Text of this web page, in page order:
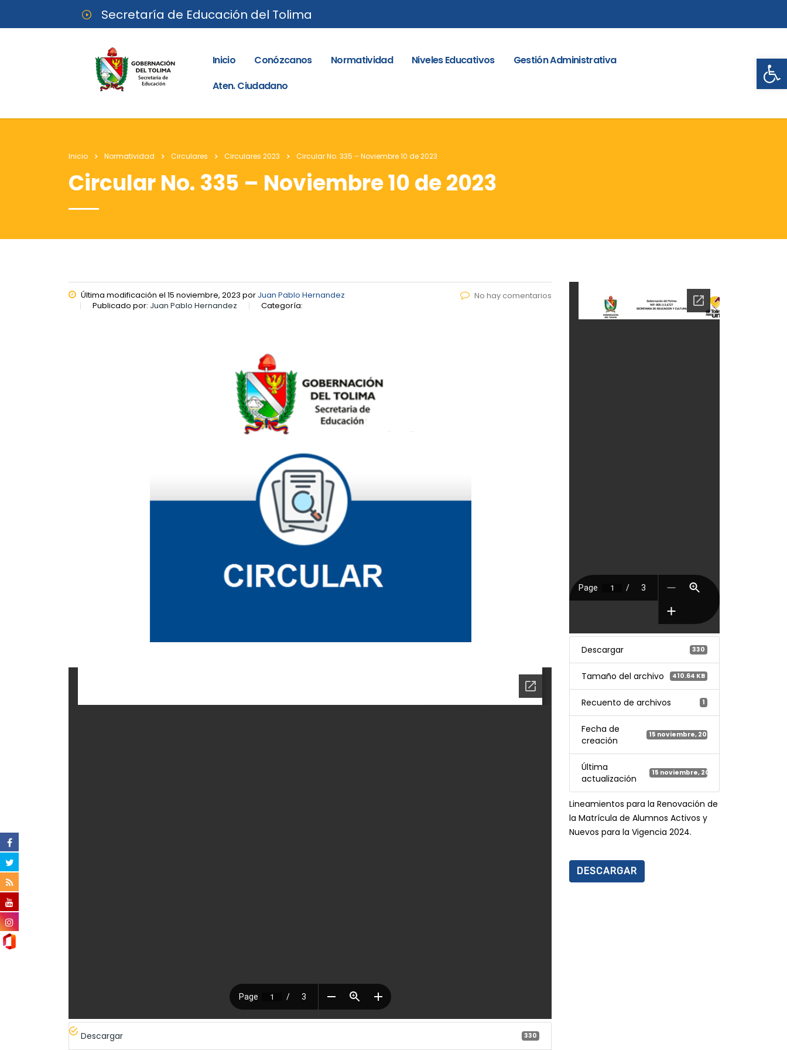
Secretaría de Educación del Tolima
Inicio Conózcanos Normatividad Niveles Educativos
Gestión Administrativa
Aten. Ciudadano
Inicio Normatividad Circulares Circulares 2023 Circular No. 335 – Noviembre 10 de 2023
Circular No. 335 – Noviembre 10 de 2023
Última modificación el 15 noviembre, 2023 por Juan Pablo Hernandez
Publicado por: Juan Pablo Hernandez Categoría:
No hay comentarios
Descargar 330
Descargar 330
Tamaño del archivo 410.64 KB
Recuento de archivos 1
Fecha de
creación
15 noviembre, 2023
Última
actualización
15 noviembre, 2023
Lineamientos para la Renovación de
la Matrícula de Alumnos Activos y
Nuevos para la Vigencia 2024.
DESCARGAR